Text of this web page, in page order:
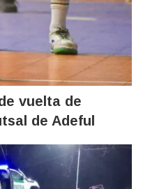
vuelta de
de Adeful